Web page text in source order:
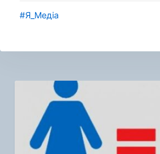
#Я_Медіа
Навигация
записям